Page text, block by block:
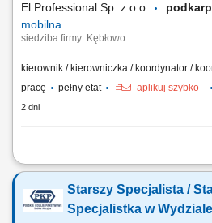
El Professional Sp. z o.o.
mobilna
siedziba firmy: Kębłowo
kierownik / kierowniczka / koordynator /
pracę
pełny etat aplikuj szybko
2 dni
Zadania: Bezpośredni nadzór i kontrola
przygotowywanie obmiarów i
Koordynacja działań podwykonawców
Starszy Specjalista /
Specjalistka w